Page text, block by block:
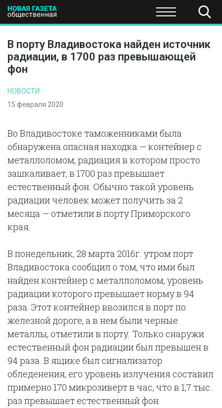
ПОЛИТИКА ЭКОНОМИКА НАУКА И
В порту Владивостока найден источник
радиации, в 1700 раз превышающей
фон
НОВОСТИ
15 февраля 2020
Во Владивостоке таможенниками была
обнаружена опасная находка — контейнер с
металлоломом, радиация в котором просто
зашкаливает, в 1700 раз превышает
естественный фон. Обычно такой уровень
радиации человек может получить за 2
месяца — отметили в порту Приморского
края.
В понедельник, 28 марта 2016г. утром порт
Владивостока сообщил о том, что ими был
найден контейнер с металлоломом, уровень
радиации которого превышает норму в 94
раза. Этот контейнер ввозился в порт по
железной дороге, а в нем были черные
металлы, отметили в порту. Только снаружи
естественный фон радиации был превышен в
94 раза. В ящике был сигнализатор
обледенения, его уровень излучения составил
примерно 170 микрозиверт в час, что в 1,7 тыс.
раз превышает естественный фон.